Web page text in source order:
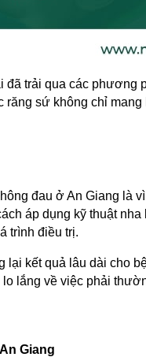
trải qua các phương
sứ không chỉ mang
đau ở An Giang là
áp dụng kỹ thuật nha
trình điều trị.
kết quả lâu dài cho
lắng về việc phải
An Giang